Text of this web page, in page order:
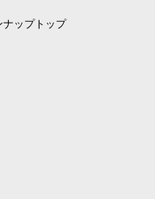
ナップトップ